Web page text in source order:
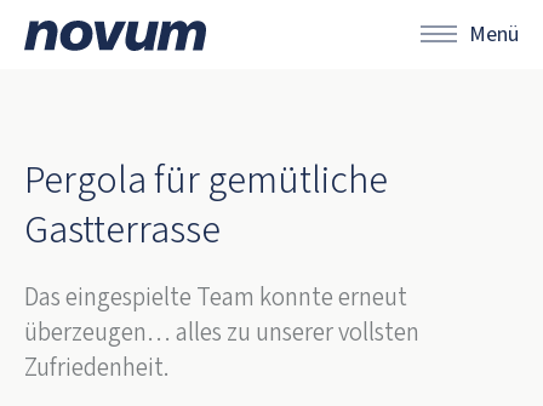
Menü
Pergola für gemütliche
Gastterrasse
Das eingespielte Team konnte erneut
überzeugen… alles zu unserer vollsten
Zufriedenheit.